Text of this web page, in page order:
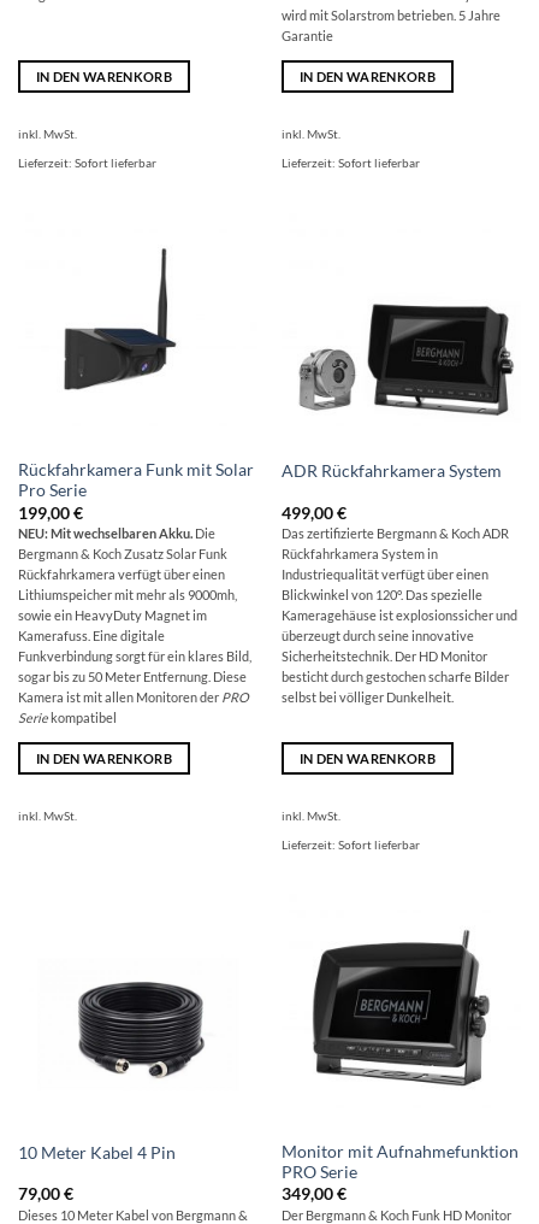
IN DEN WARENKORB
inkl. MwSt.
Lieferzeit: Sofort lieferbar
wird mit Solarstrom betrieben. 5 Jahre
Garantie
IN DEN WARENKORB
inkl. MwSt.
Lieferzeit: Sofort lieferbar
Rückfahrkamera Funk mit Solar
Pro Serie
199,00€
NEU: Mit wechselbaren Akku. Die
Bergmann & Koch Zusatz Solar Funk
Rückfahrkamera verfügt über einen
Lithiumspeicher mit mehr als 9000mh,
sowie ein HeavyDuty Magnet im
Kamerafuss. Eine digitale
Funkverbindung sorgt für ein klares Bild,
sogar bis zu 50 Meter Entfernung. Diese
Kamera ist mit allen Monitoren der PRO
Seriekompatibel
IN DEN WARENKORB
inkl. MwSt.
ADR Rückfahrkamera System
499,00€
Das zertifizierte Bergmann & Koch ADR
Rückfahrkamera System in
Industriequalität verfügt über einen
Blickwinkel von 120°. Das spezielle
Kameragehäuse ist explosionssicher und
überzeugt durch seine innovative
Sicherheitstechnik. Der HD Monitor
besticht durch gestochen scharfe Bilder
selbst bei völliger Dunkelheit.
IN DEN WARENKORB
inkl. MwSt.
Lieferzeit: Sofort lieferbar
10 Meter Kabel 4 Pin
79,00€
Dieses 10 Meter Kabel von Bergmann &
Monitor mit Aufnahmefunktion
PRO Serie
349,00€
Der Bergmann & Koch Funk HD Monitor